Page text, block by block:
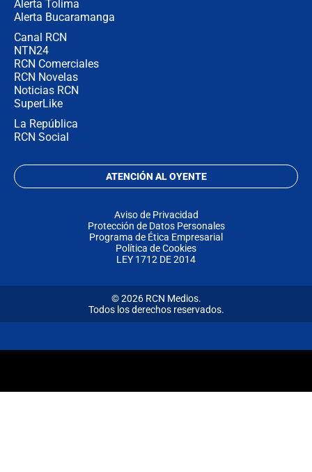
Alerta Tolima
Alerta Bucaramanga
Canal RCN
NTN24
RCN Comerciales
RCN Novelas
Noticias RCN
SuperLike
La República
RCN Social
ATENCIÓN AL OYENTE
Aviso de Privacidad
Protección de Datos Personales
Programa de Ética Empresarial
Política de Cookies
LEY 1712 DE 2014
© 2026 RCN Medios.
Todos los derechos reservados.